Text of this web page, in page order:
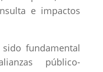
e impactos
fundamental
público-